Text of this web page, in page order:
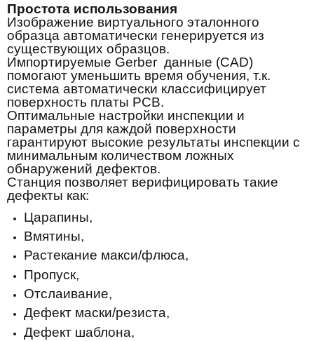
Простота использования
Изображение виртуального эталонного
образца автоматически генерируется из
существующих образцов.
Импортируемые Gerber данные (CAD)
помогают уменьшить время обучения, т.к.
система автоматически классифицирует
поверхность платы PCB.
Оптимальные настройки инспекции и
параметры для каждой поверхности
гарантируют высокие результаты инспекции с
минимальным количеством ложных
обнаружений дефектов.
Станция позволяет верифицировать такие
дефекты как:
Царапины,
Вмятины,
Растекание макси/флюса,
Пропуск,
Отслаивание,
Дефект маски/резиста,
Дефект шаблона,